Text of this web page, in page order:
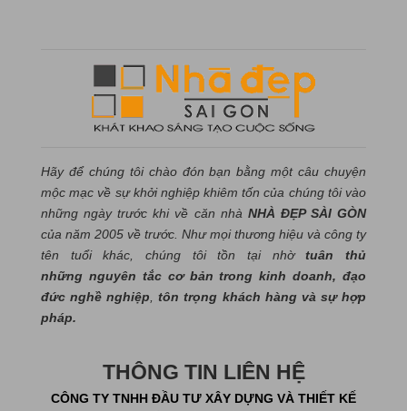
Hãy để chúng tôi chào đón bạn bằng một câu chuyện
mộc mạc về sự khởi nghiệp khiêm tốn của chúng tôi vào
những ngày trước khi về căn nhà NHÀ ĐẸP SÀI GÒN
của năm 2005 về trước. Như mọi thương hiệu và công ty
tên tuổi khác, chúng tôi tồn tại nhờtuân thủ
những nguyên tắc cơ bản trong kinh doanh, đạo
đức nghề nghiệp,tôn trọng khách hàng và sự hợp
pháp.
THÔNG TIN LIÊN HỆ
CÔNG TY TNHH ĐẦU TƯ XÂY DỰNG VÀ THIẾT KẾ